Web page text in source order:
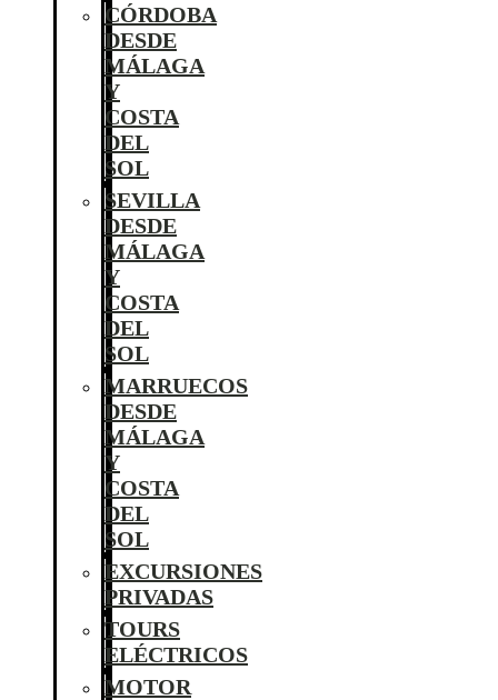
CÓRDOBA
DESDE
MÁLAGA
Y
COSTA
DEL
SOL
SEVILLA
DESDE
MÁLAGA
Y
COSTA
DEL
SOL
MARRUECOS
DESDE
MÁLAGA
Y
COSTA
DEL
SOL
EXCURSIONES
PRIVADAS
TOURS
ELÉCTRICOS
MOTOR